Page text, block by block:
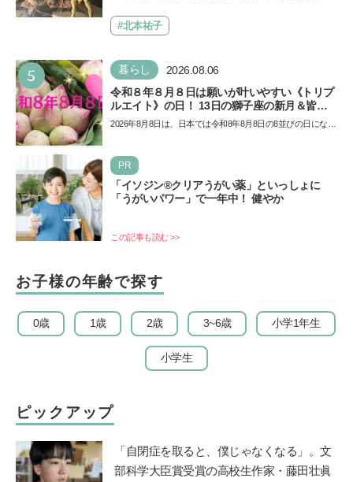
催…#北本祐子
5 暮らし 2026.08.06
令和８年８月８日は願いが叶いやすい《トリプ
ルエイト》の日！ 13日の獅子座の新月＆皆既
日食の影響にも注目
2026年8月8日は、日本では令和8年8月8日の8並びの日になり
PR
「イソジン®クリアうがい薬」といっしょに
「うがいパワー」で一年中！ 健やか
この記事も読む >>
お子様の年齢で探す
0歳 1歳 2歳 3~6歳 小学1年生
小学生
ピックアップ
「自閉症を取ると、僕じゃなくなる」。文
部科学大臣賞受賞の高校生作家・藤田壮眞